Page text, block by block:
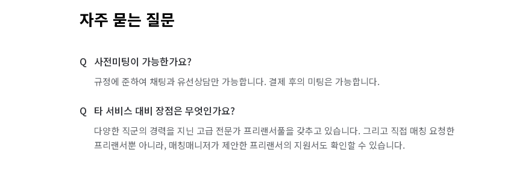
자주 묻는 질문
사전미팅이 가능한가요?
규정에 준하여 채팅과 유선상담만 가능합니다. 결제 후의 미팅은 가능합니다.
타 서비스 대비 장점은 무엇인가요?
다양한 직군의 경력을 지닌 고급 전문가 프리랜서풀을 갖추고 있습니다. 그리고 직접 매칭 요청한
프리랜서뿐 아니라, 매칭매니저가 제안한 프리랜서의 지원서도 확인할 수 있습니다.